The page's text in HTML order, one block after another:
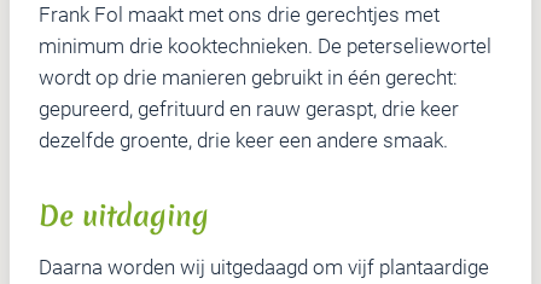
Frank Fol maakt met ons drie gerechtjes met
minimum drie kooktechnieken. De peterseliewortel
wordt op drie manieren gebruikt in één gerecht:
gepureerd, gefrituurd en rauw geraspt, drie keer
dezelfde groente, drie keer een andere smaak.
De uitdaging
Daarna worden wij uitgedaagd om vijf plantaardige